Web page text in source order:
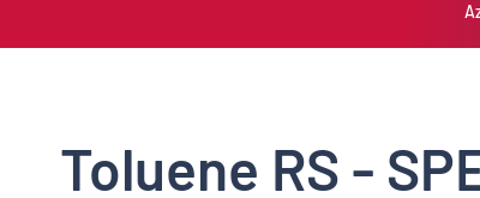
Toluene RS -